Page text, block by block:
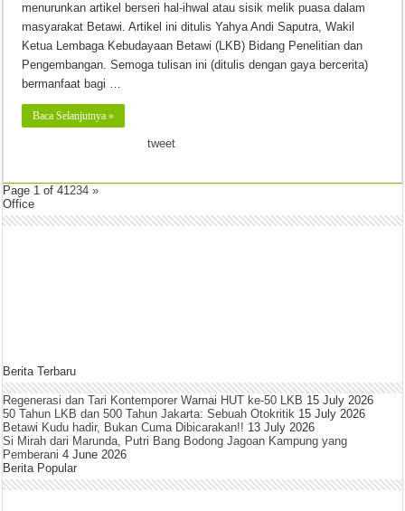
menurunkan artikel berseri hal-ihwal atau sisik melik puasa dalam
masyarakat Betawi. Artikel ini ditulis Yahya Andi Saputra, Wakil
Ketua Lembaga Kebudayaan Betawi (LKB) Bidang Penelitian dan
Pengembangan. Semoga tulisan ini (ditulis dengan gaya bercerita)
bermanfaat bagi …
Baca Selanjutnya »
tweet
Page 1 of 41234 »
Office
Berita Terbaru
Regenerasi dan Tari Kontemporer Warnai HUT ke-50 LKB 15 July 2026
50 Tahun LKB dan 500 Tahun Jakarta: Sebuah Otokritik 15 July 2026
Betawi Kudu hadir, Bukan Cuma Dibicarakan!! 13 July 2026
Si Mirah dari Marunda, Putri Bang Bodong Jagoan Kampung yang
Pemberani 4 June 2026
Berita Popular